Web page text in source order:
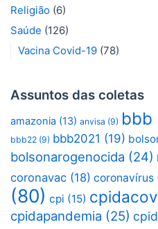
Religião (6)
Saúde (126)
Vacina Covid-19 (78)
Assuntos das coletas
amazonia (13) anvisa (9) bbb
bbb22 (9) bbb2021 (19)
bolsonarogenocida (24)
coronavac (18) coronavírus
(80) cpi (15)
cpidapandemia (25)